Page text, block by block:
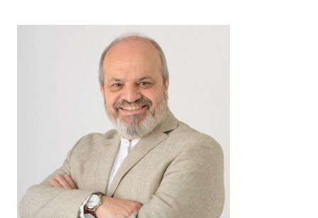
*
Guarda mi nombre, correo electrónico y web en
este navegador para la próxima vez que
comente.
Este sitio esta protegido por
reCAPTCHA y laPolítica de